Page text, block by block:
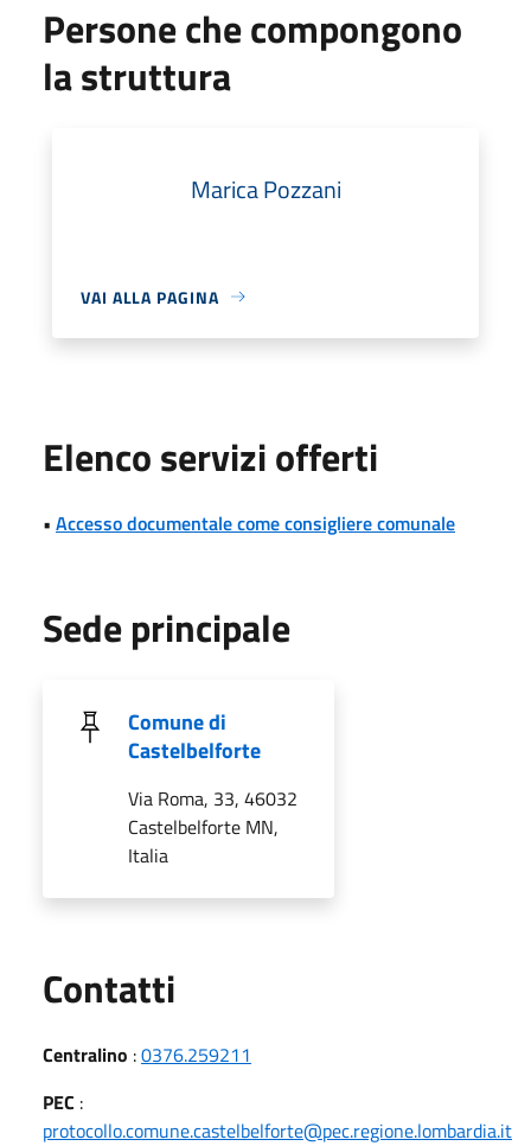
Persone che compongono
la struttura
Marica Pozzani
VAI ALLA PAGINA
Elenco servizi offerti
• Accesso documentale come consigliere comunale
Sede principale
Comune di
Castelbelforte
Via Roma, 33, 46032
Castelbelforte MN,
Italia
Contatti
Centralino :0376.259211
PEC :
protocollo.comune.castelbelforte@pec.regione.lombardia.it